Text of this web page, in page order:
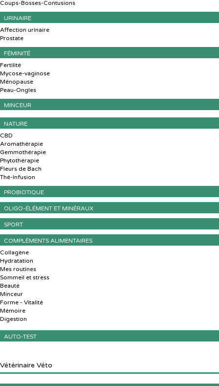
Coups-Bosses-Contusions
URINAIRE
Affection urinaire
Prostate
FÉMINITÉ
Fertilité
Mycose-vaginose
Ménopause
Peau-Ongles
MINCEUR
NATURE
CBD
Aromathérapie
Gemmothérapie
Phytothérapie
Fleurs de Bach
Thé-Infusion
PROBIOTIQUE
OLIGO-ÉLÉMENT ET MINÉRAUX
SPORT
COMPLÉMENTS ALIMENTAIRES
Collagène
Hydratation
Mes routines
Sommeil et stress
Beauté
Minceur
Forme - Vitalité
Mémoire
Digestion
AUTO-TEST
Vétérinaire Véto